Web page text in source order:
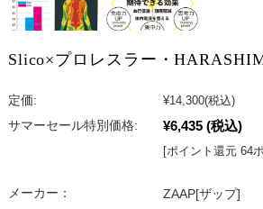
Slico×プロレスラー・
定価: ¥14,300(税込)
サマーセール特別価格:
¥6,435 (税込)
[ポイント還元 64
メーカー：
ZAAP[ザップ]